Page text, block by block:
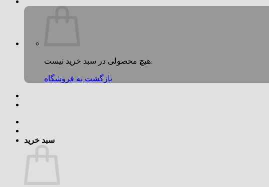
هیچ محصولی در سبد خرید نیست.
بازگشت به فروشگاه
سبد خرید